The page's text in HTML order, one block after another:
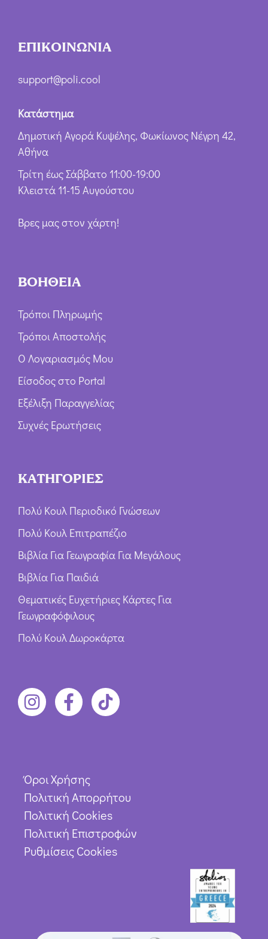
ΕΠΙΚΟΙΝΩΝΙΑ
support@poli.cool
Κατάστημα
Δημοτική Αγορά Κυψέλης, Φωκίωνος Νέγρη 42,
Αθήνα
Τρίτη έως Σάββατο 11:00-19:00
Κλειστά 11-15 Αυγούστου
Βρες μας στον χάρτη!
ΒΟΗΘΕΙΑ
Τρόποι Πληρωμής
Τρόποι Αποστολής
Ο Λογαριασμός Μου
Είσοδος στο Portal
Εξέλιξη Παραγγελίας
Συχνές Ερωτήσεις
ΚΑΤΗΓΟΡΙΕΣ
Πολύ Κουλ Περιοδικό Γνώσεων
Πολύ Κουλ Επιτραπέζιο
Βιβλία Για Γεωγραφία Για Μεγάλους
Βιβλία Για Παιδιά
Θεματικές Ευχετήριες Κάρτες Για
Γεωγραφόφιλους
Πολύ Κουλ Δωροκάρτα
Όροι Χρήσης
Πολιτική Απορρήτου
Πολιτική Cookies
Πολιτική Επιστροφών
Ρυθμίσεις Cookies